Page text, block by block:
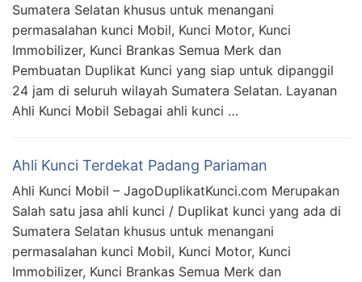
Sumatera Selatan khusus untuk menangani
permasalahan kunci Mobil, Kunci Motor, Kunci
Immobilizer, Kunci Brankas Semua Merk dan
Pembuatan Duplikat Kunci yang siap untuk dipanggil
24 jam di seluruh wilayah Sumatera Selatan. Layanan
Ahli Kunci Mobil Sebagai ahli kunci …
Ahli Kunci Terdekat Padang Pariaman
Ahli Kunci Mobil – JagoDuplikatKunci.com Merupakan
Salah satu jasa ahli kunci / Duplikat kunci yang ada di
Sumatera Selatan khusus untuk menangani
permasalahan kunci Mobil, Kunci Motor, Kunci
Immobilizer, Kunci Brankas Semua Merk dan